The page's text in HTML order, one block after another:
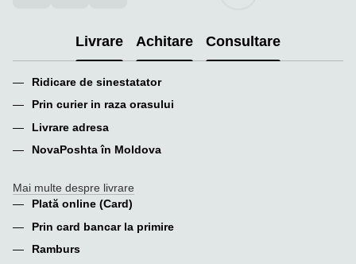
Livrare Achitare Consultare
Ridicare de sinestatator
Prin curier in raza orasului
Livrare adresa
NovaPoshta în Moldova
Mai multe despre livrare
Plată online (Card)
Prin card bancar la primire
Ramburs